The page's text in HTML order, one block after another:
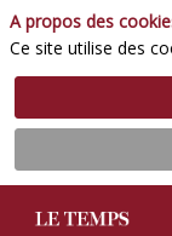
A propos des
Ce site utilise des